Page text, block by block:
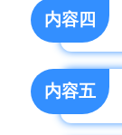
内容四
内容五